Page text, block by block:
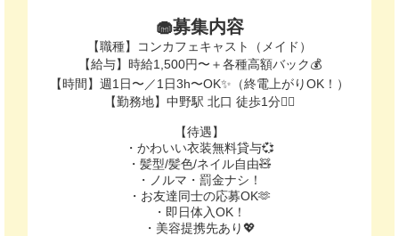
🧁‎募集内容
【職種】コンカフェキャスト（メイド）
【給与】時給1,500円〜＋各種高額バック💰
【時間】週1日〜／1日3h〜OK✨（終電上がりOK！）
【勤務地】中野駅 北口 徒歩1分🚶‍♀️
【待遇】
・かわいい衣装無料貸与💞
・髪型/髪色/ネイル自由🧸
・ノルマ・罰金ナシ！
・お友達同士の応募OK🫶
・即日体入OK！
・美容提携先あり💖